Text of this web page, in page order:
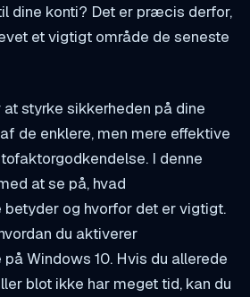
dine konti? Det er præcis derfor,
et vigtigt område de seneste
styrke sikkerheden på dine
de enklere, men mere effektive
I denne
at se på, hvad
og hvorfor det er vigtigt.
du aktiverer
Windows 10. Hvis du allerede
blot ikke har meget tid, kan du